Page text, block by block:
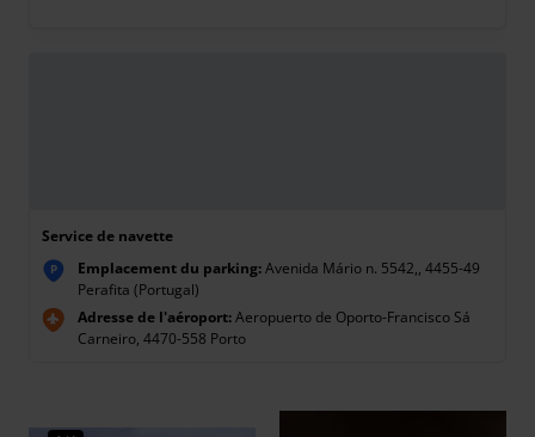
Service de navette
P Emplacement du parking:Avenida Mário n. 5542,, 4455-49
Perafita (Portugal)
Adresse de l'aéroport:Aeropuerto de Oporto-Francisco Sá
Carneiro, 4470-558 Porto